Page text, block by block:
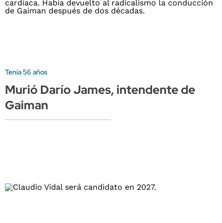
Tenía 56 años
Murió Darío James, intendente de
Gaiman